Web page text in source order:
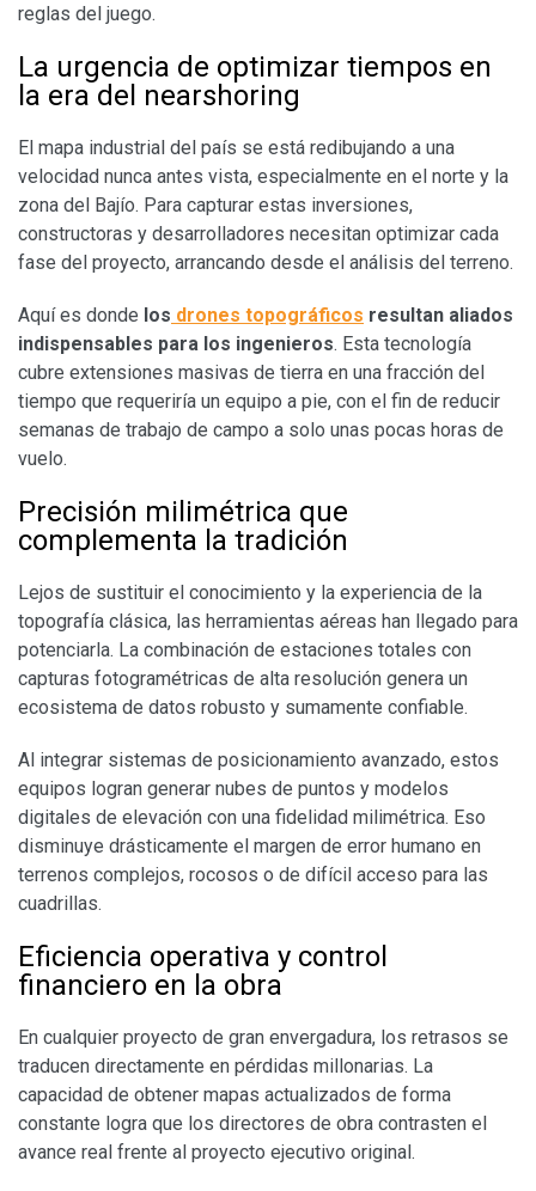
reglas del juego.
​La urgencia de optimizar tiempos en
la era del nearshoring
​El mapa industrial del país se está redibujando a una
velocidad nunca antes vista, especialmente en el norte y la
zona del Bajío. Para capturar estas inversiones,
constructoras y desarrolladores necesitan optimizar cada
fase del proyecto, arrancando desde el análisis del terreno.
​Aquí es donde los drones topográficos resultan aliados
indispensables para los ingenieros. Esta tecnología
cubre extensiones masivas de tierra en una fracción del
tiempo que requeriría un equipo a pie, con el fin de reducir
semanas de trabajo de campo a solo unas pocas horas de
vuelo.
​Precisión milimétrica que
complementa la tradición
​Lejos de sustituir el conocimiento y la experiencia de la
topografía clásica, las herramientas aéreas han llegado para
potenciarla. La combinación de estaciones totales con
capturas fotogramétricas de alta resolución genera un
ecosistema de datos robusto y sumamente confiable.
​Al integrar sistemas de posicionamiento avanzado, estos
equipos logran generar nubes de puntos y modelos
digitales de elevación con una fidelidad milimétrica. Eso
disminuye drásticamente el margen de error humano en
terrenos complejos, rocosos o de difícil acceso para las
cuadrillas.
​Eficiencia operativa y control
financiero en la obra
​En cualquier proyecto de gran envergadura, los retrasos se
traducen directamente en pérdidas millonarias. La
capacidad de obtener mapas actualizados de forma
constante logra que los directores de obra contrasten el
avance real frente al proyecto ejecutivo original.